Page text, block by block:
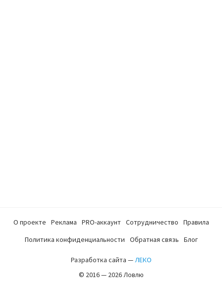
О проекте Реклама PRO-аккаунт Сотрудничество
Правила
Политика конфиденциальности
Обратная связь Блог
Разработка сайта —ЛЕКО
© 2016 — 2026 Ловлю